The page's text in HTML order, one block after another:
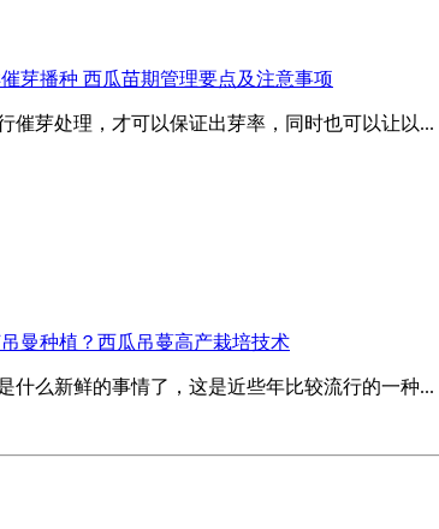
芽播种 西瓜苗期管理要点及注意事项
催芽处理，才可以保证出芽率，同时也可以让以...
曼种植？西瓜吊蔓高产栽培技术
什么新鲜的事情了，这是近些年比较流行的一种...